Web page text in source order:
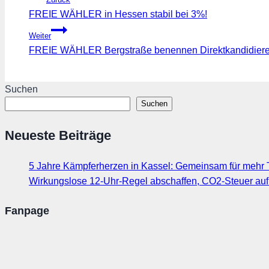
FREIE WÄHLER in Hessen stabil bei 3%!
Weiter
FREIE WÄHLER Bergstraße benennen
Suchen
Suchen
Neueste Beiträge
5 Jahre Kämpferherzen in Kassel: Gemeinsam für
Wirkungslose 12-Uhr-Regel abschaffen, CO2-Steuer
Fanpage